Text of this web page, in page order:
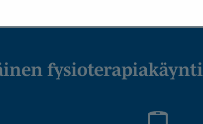
fysiotera­piakäynti